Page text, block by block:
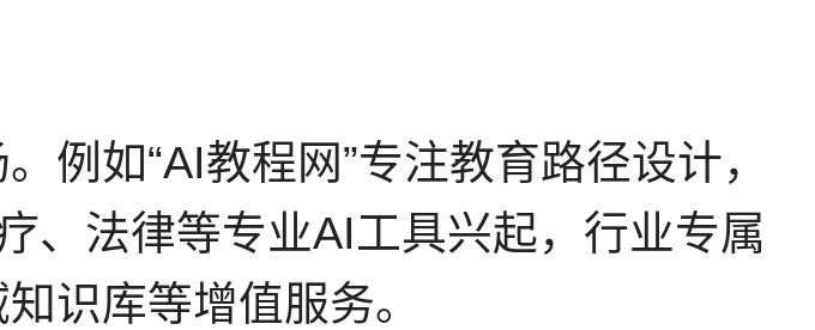
例如“AI教程网”专注教育路径设计，
、法律等专业AI工具兴起，行业专属
识库等增值服务。